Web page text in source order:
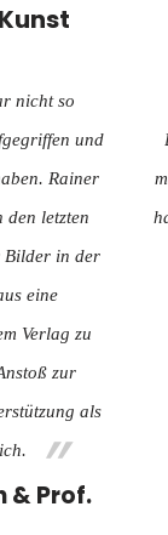
nicht so
und
Rainer
den letzten
Bilder in der
eine
Verlag zu
zur
als
& Prof.